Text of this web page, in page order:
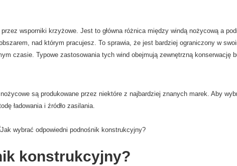
wsporniki krzyżowe. Jest to główna różnica między windą nożycową a
nad którym pracujesz. To sprawia, że ​​jest bardziej ograniczony w
czasie. Typowe zastosowania tych wind obejmują zewnętrzną konserwację
są produkowane przez niektóre z najbardziej znanych marek. Aby
ładowania i źródło zasilania.
konstrukcyjny?